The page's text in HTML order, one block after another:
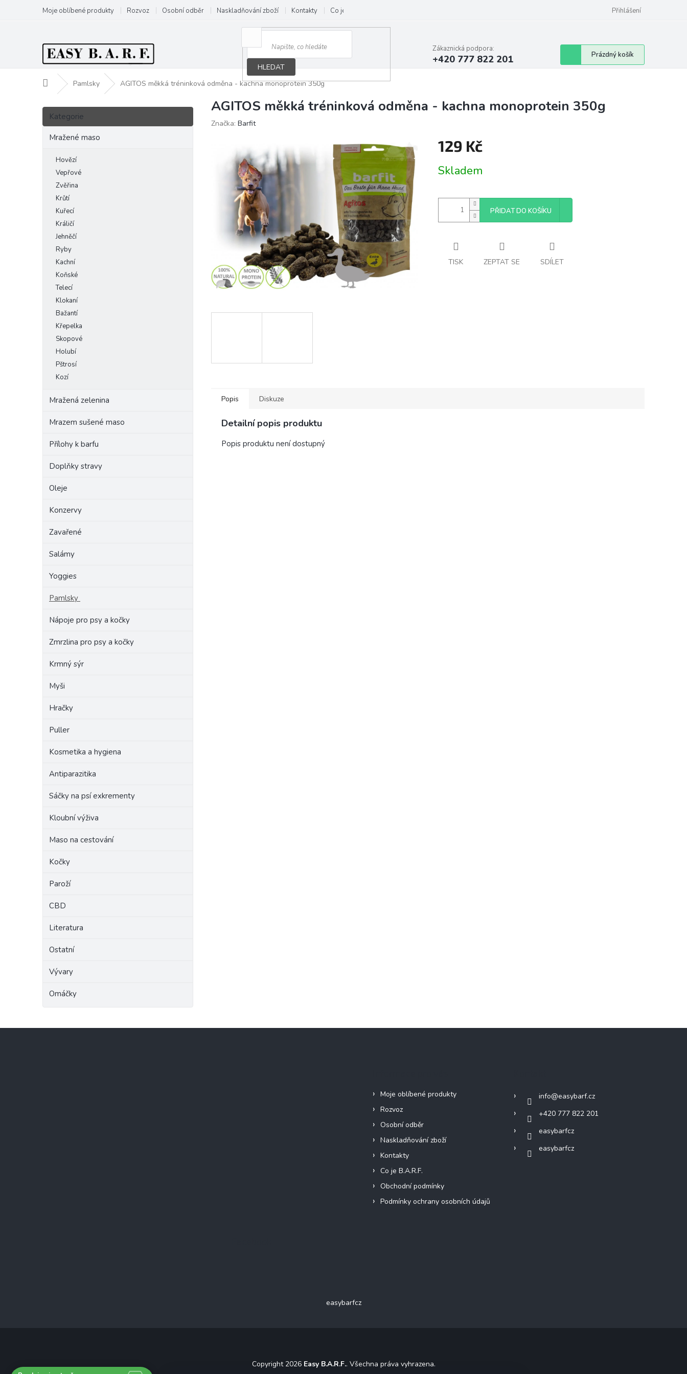
obsah
Moje oblíbené produkty Rozvoz Osobní odběr Naskladňování zboží Kontakty Co je B.A.R.F. Přihlášení
HLEDAT
Zákaznická podpora:
+420 777 822 201
Nákupní
košík
Prázdný košík
Domů Pamlsky AGITOS měkká tréninková odměna - kachna monoprotein 350g
P
s
Přeskočit
kategorie
Kategorie
Mražené maso
Hovězí
Vepřové
Zvěřina
Krůtí
Kuřecí
Králičí
Jehněčí
Ryby
Kachní
Koňské
Telecí
Klokaní
Bažantí
Křepelka
Skopové
Holubí
Pštrosí
Kozí
Mražená zelenina
Mrazem sušené maso
Přílohy k barfu
Doplňky stravy
Oleje
Konzervy
Zavařené
Salámy
Yoggies
Pamlsky
Nápoje pro psy a kočky
Zmrzlina pro psy a kočky
Krmný sýr
Myši
Hračky
Puller
Kosmetika a hygiena
Antiparazitika
Sáčky na psí exkrementy
Kloubní výživa
Maso na cestování
Kočky
Paroží
CBD
Literatura
Ostatní
Vývary
Omáčky
AGITOS měkká tréninková odměna - kachna monoprotein 350g
Značka: Barfit
129 Kč
cena:
Skladem
PŘIDAT DO KOŠÍKU
TISK ZEPTAT SE SDÍLET
Popis Diskuze
Detailní popis produktu
Popis produktu není dostupný
Moje oblíbené produkty
Rozvoz
Osobní odběr
Naskladňování zboží
Kontakty
Co je B.A.R.F.
Obchodní podmínky
Podmínky ochrany osobních údajů
info@easybarf.cz
+420 777 822 201
easybarfcz
easybarfcz
easybarfcz
Copyright 2026 Easy B.A.R.F.. Všechna práva vyhrazena.